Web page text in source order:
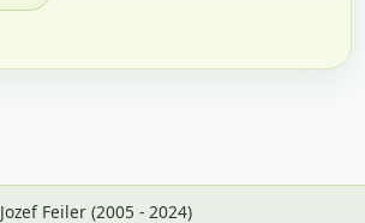
Jozef Feiler (2005 - 2024)